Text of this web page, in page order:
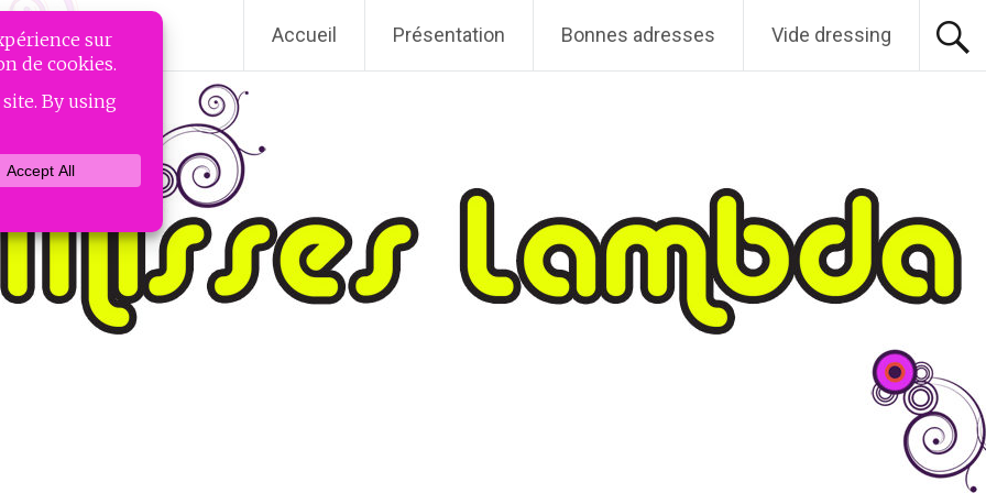
Accueil Présentation Bonnes adresses Vide dressing